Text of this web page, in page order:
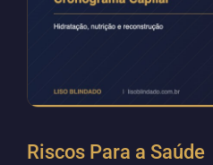
Riscos Para a Saúde